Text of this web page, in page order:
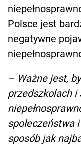
Polsce jest
negatywne
– Ważne jest,
przedszkolach i
społeczeństwa
sposób jak